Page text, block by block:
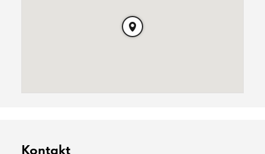
Kontakt